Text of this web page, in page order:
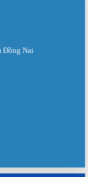
Đồng Nai
cơ hội...
Nai tổ chức Sàn giao
làm Đồng...
08/2026 ngày 03